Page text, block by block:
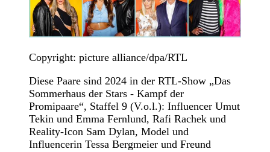
Copyright: picture alliance/dpa/RTL
Diese Paare sind 2024 in der RTL-Show „Das
Sommerhaus der Stars - Kampf der
Promipaare“, Staffel 9 (V.o.l.): Influencer Umut
Tekin und Emma Fernlund, Rafi Rachek und
Reality-Icon Sam Dylan, Model und
Influencerin Tessa Bergmeier und Freund